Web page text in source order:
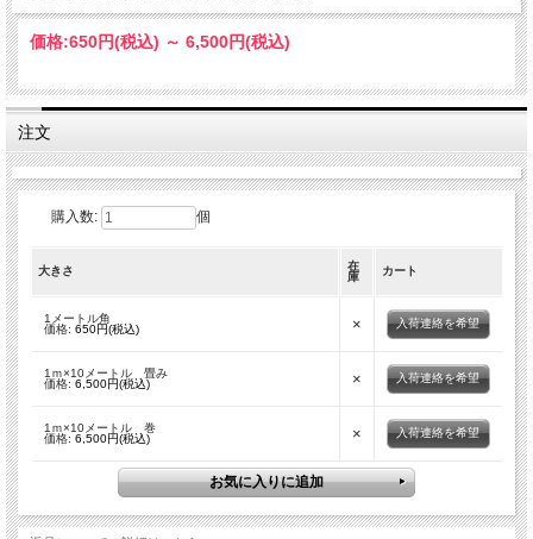
価格:650円(税込) ～ 6,500円(税込)
注文
購入数: 個
大きさ
在
庫
カート
1メートル角
価格: 650円(税込) × 入荷連絡を希望
1ｍ×10メートル 畳み
価格: 6,500円(税込) × 入荷連絡を希望
1ｍ×10メートル 巻
価格: 6,500円(税込) × 入荷連絡を希望